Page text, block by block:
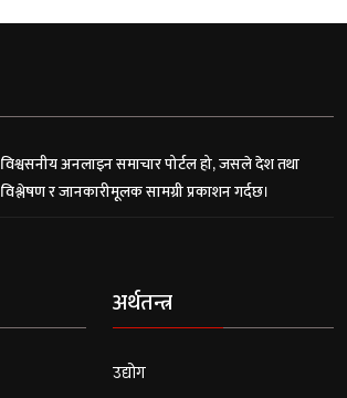
अनलाइन समाचार पोर्टल हो, जसले देश तथा
र जानकारीमूलक सामग्री प्रकाशन गर्दछ।
अर्थतन्त्र
उद्योग